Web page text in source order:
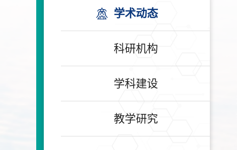
学术动态
科研机构
学科建设
教学研究